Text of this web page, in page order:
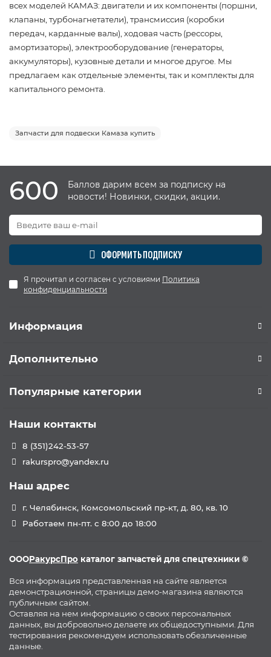
всех моделей КАМАЗ: двигатели и их компоненты (поршни,
клапаны, турбонагнетатели), трансмиссия (коробки
передач, карданные валы), ходовая часть (рессоры,
амортизаторы), электрооборудование (генераторы,
аккумуляторы), кузовные детали и многое другое. Мы
предлагаем как отдельные элементы, так и комплекты для
капитального ремонта.
Запчасти для подвески Камаза купить
600
Баллов дарим всем за подписку на
новости! Новинки, скидки, акции.
ОФОРМИТЬ ПОДПИСКУ
Я прочитал и согласен с условиями Политика
конфиденциальности
Информация
Дополнительно
Популярные категории
Наши контакты
8 (351)242-53-57
rakurspro@yandex.ru
Наш адрес
г. Челябинск, Комсомольский пр-кт, д. 80, кв. 10
Работаем пн-пт. с 8:00 до 18:00
ОООРакурсПро каталог запчастей для спецтехники ©
Вся информация представленная на сайте является
демонстрационной, страницы демо-магазина являются
публичным сайтом.
Оставляя на нем информацию о своих персональных
данных, вы добровольно делаете их общедоступными. Для
тестирования рекомендуем использовать обезличенные
данные.